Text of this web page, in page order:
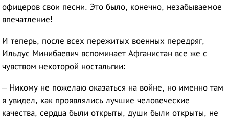
офицеров свои песни. Это было, конечно, незабываемое
впечатление!
И теперь, после всех пережитых военных передряг,
Ильдус Минибаевич вспоминает Афганистан все же с
чувством некоторой ностальгии:
– Никому не пожелаю оказаться на войне, но именно там
я увидел, как проявлялись лучшие человеческие
качества, сердца были открыты, души были открыты, не